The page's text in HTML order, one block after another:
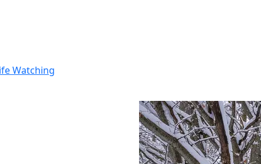
Watching